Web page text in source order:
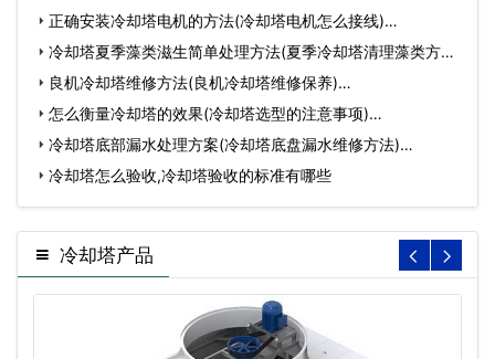
正确安装冷却塔电机的方法(冷却塔电机怎么接线)…
冷却塔夏季藻类滋生简单处理方法(夏季冷却塔清理藻类方案)
… 良机冷却塔维修方法(良机冷却塔维修保养)…
怎么衡量冷却塔的效果(冷却塔选型的注意事项)…
冷却塔底部漏水处理方案(冷却塔底盘漏水维修方法)…
冷却塔怎么验收,冷却塔验收的标准有哪些
冷却塔产品